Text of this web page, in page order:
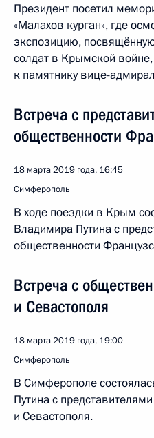
Президент посетил
«Малахов курган», где
экспозицию,
солдат в Крымской
к памятнику вице-
Встреча с
общественности
18 марта 2019 года, 16:45
Симферополь
В ходе поездки в Крым
Владимира Путина с
общественности
Встреча с
и Севастополя
18 марта 2019 года, 19:00
Симферополь
В Симферополе
Путина с
и Севастополя.